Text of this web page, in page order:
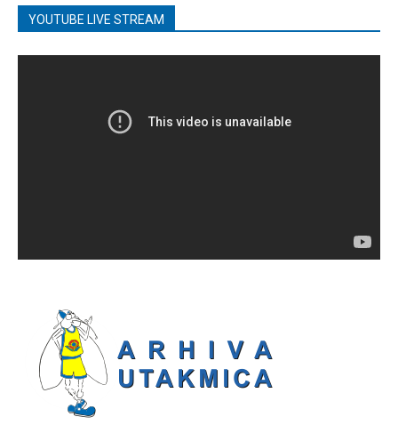
YOUTUBE LIVE STREAM